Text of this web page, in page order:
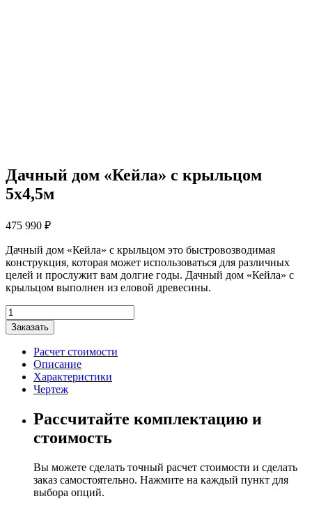
Дачный дом «Кейла» с крыльцом
5х4,5м
475 990 ₽
Дачный дом «Кейла» с крыльцом это быстровозводимая
конструкция, которая может использоваться для различных
целей и прослужит вам долгие годы. Дачный дом «Кейла» с
крыльцом выполнен из еловой древесины.
Количество
товара
Дачный
дом
"Кейла"
крыльцом
5х4,5м
Заказать
Расчет стоимости
Описание
Характеристики
Чертеж
Рассчитайте комплектацию и
стоимость
Вы можете сделать точный расчет стоимости и сделать
заказ самостоятельно. Нажмите на каждый пункт для
выбора опций.